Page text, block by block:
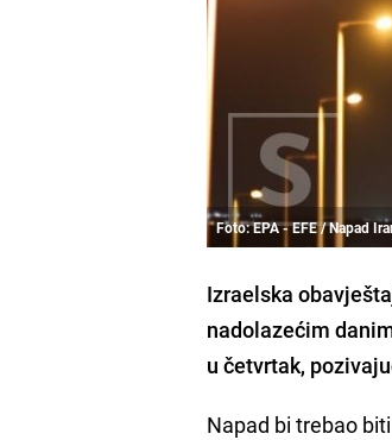
Foto: EPA - EFE / Napad
Izraelska
nadolazećim
u četvrtak,
Napad bi trebao